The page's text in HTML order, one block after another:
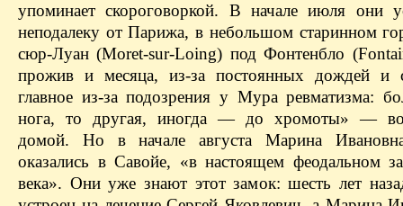
упоминает скороговоркой. В начале июля они
неподалеку от Парижа, в небольшом старинном
сюр-Луан (Moret-sur-Loing) под Фонтенбло
прожив и месяца, из-за постоянных дождей и
главное из-за подозрения у Мура ревматизма:
нога, то другая, иногда — до хромоты» —
домой. Но в начале августа Марина
оказались в Савойе, «в настоящем феодальном
века». Они уже знают этот замок: шесть лет